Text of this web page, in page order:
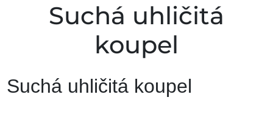
Suchá uhličitá
koupel
Suchá uhličitá koupel